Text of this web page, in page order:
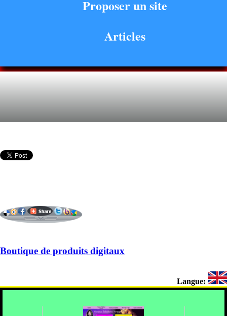
Proposer un site
Articles
Boutique de produits digitaux
Langue: